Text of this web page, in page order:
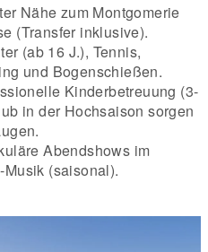
Nähe zum Montgomerie
(Transfer inklusive).
(ab 16 J.), Tennis,
und Bogenschießen.
Kinderbetreuung (3-
in der Hochsaison sorgen
Abendshows im
(saisonal).